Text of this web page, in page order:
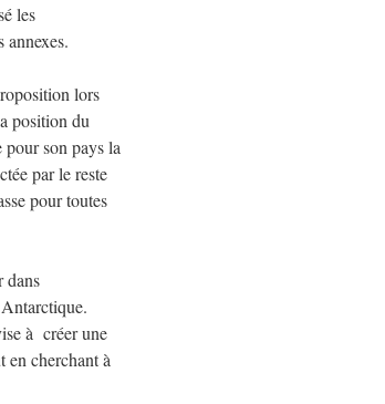
les
annexes.
lors
position du
son pays la
par le reste
pour toutes
dans
à créer une
en cherchant à